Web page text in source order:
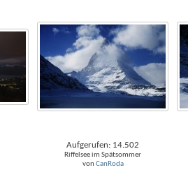
Aufgerufen: 14.502
Riffelsee im Spätsommer
von CanRoda